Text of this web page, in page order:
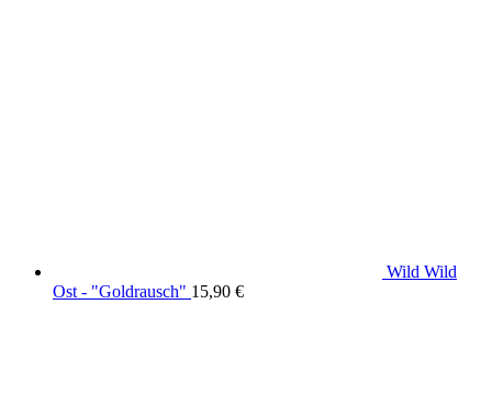
Wild Wild
Ost - "Goldrausch" 15,90 €